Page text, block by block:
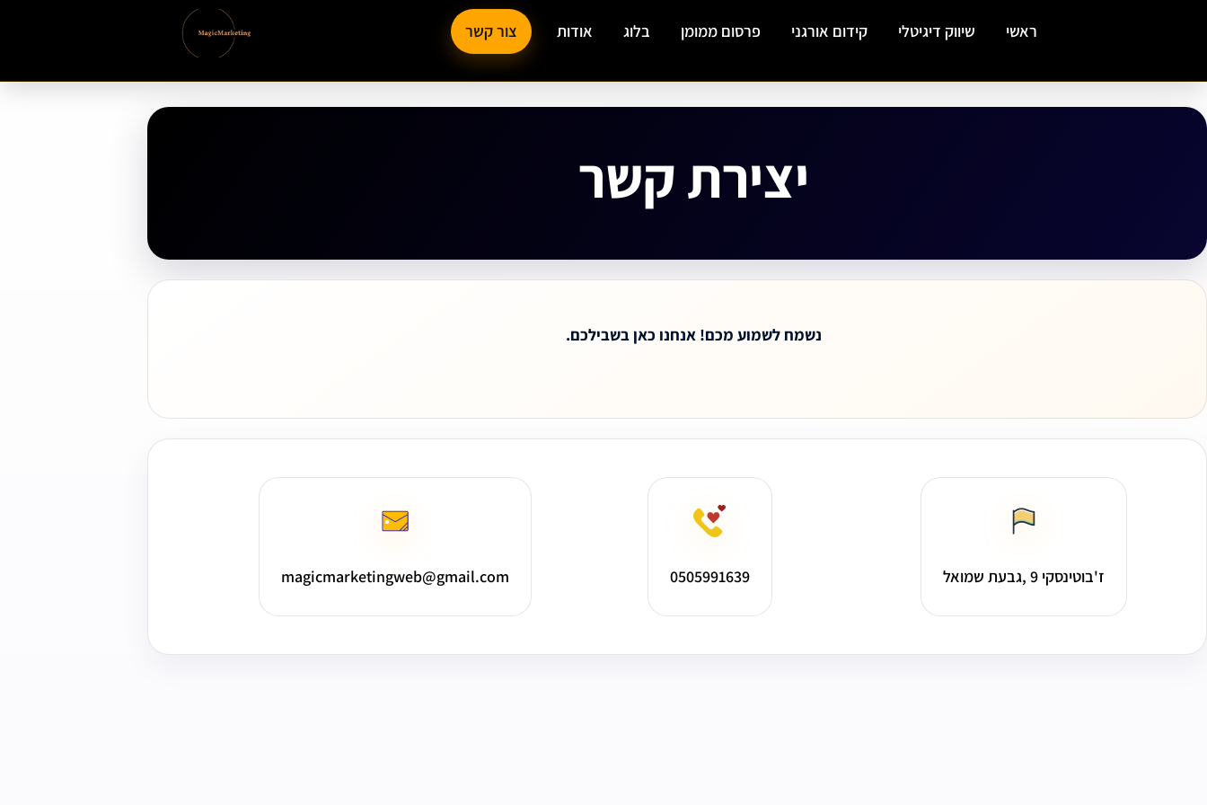
ראשי שיווק דיגיטלי קידום אורגני פרסום ממומן בלוג אודות צור קשר
יצירת קשר
נשמח לשמוע מכם!אנחנו כאן בשבילכם.
ז'בוטינסקי 9 ,גבעת שמואל 0505991639
magicmarketingweb@gmail.com